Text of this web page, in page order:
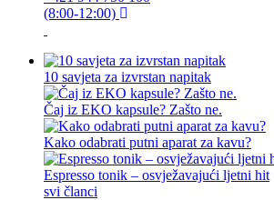
(8:00-12:00)
10 savjeta za izvrstan napitak
Čaj iz EKO kapsule? Zašto ne.
Kako odabrati putni aparat za kavu?
Espresso tonik – osvježavajući ljetni hit
svi članci